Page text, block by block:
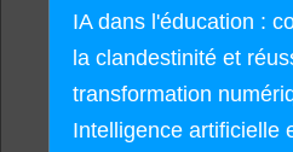
IA dans l'éducation :
la clandestinité et
transformation
Intelligence artificielle